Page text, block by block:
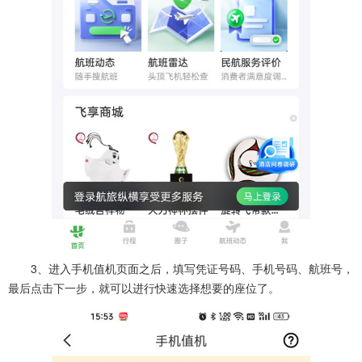
3、进入手机值机页面之后，填写凭证号码、手机号码、航班号，
最后点击下一步，就可以进行快速选择想要的座位了。